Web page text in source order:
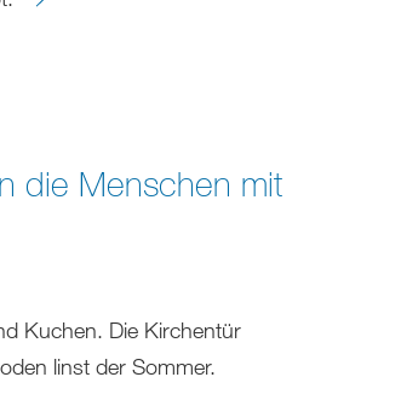
die Menschen mit
Kuchen. Die Kirchentür
linst der Sommer.